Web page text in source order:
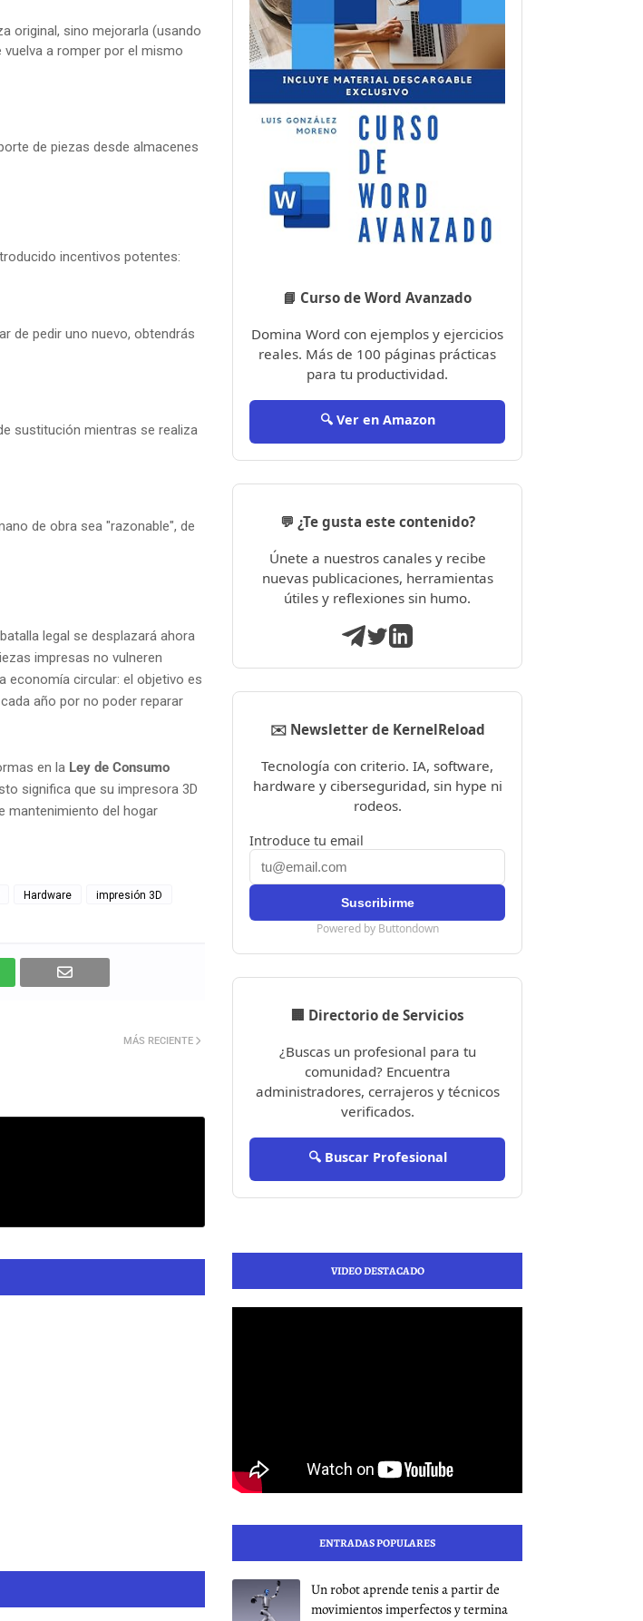
original, sino mejorarla (usando
a romper por el mismo
de piezas desde almacenes
incentivos potentes:
de pedir uno nuevo, obtendrás
sustitución mientras se realiza
de obra sea "razonable", de
legal se desplazará ahora
impresas no vulneren
economía circular: el objetivo es
año por no poder reparar
en la Ley de Consumo
significa que su impresora 3D
mantenimiento del hogar
Hardware
impresión 3D
MÁS RECIENTE
📘 Curso de Word Avanzado
Domina Word con ejemplos y ejercicios
reales. Más de 100 páginas prácticas
para tu productividad.
🔍 Ver en Amazon
💬 ¿Te gusta este contenido?
Únete a nuestros canales y recibe
nuevas publicaciones, herramientas
útiles y reflexiones sin humo.
✉️ Newsletter de KernelReload
Tecnología con criterio. IA, software,
hardware y ciberseguridad, sin hype ni
rodeos.
Introduce tu email
Powered by Buttondown
🏢 Directorio de Servicios
¿Buscas un profesional para tu
comunidad? Encuentra
administradores, cerrajeros y técnicos
verificados.
🔍 Buscar Profesional
VIDEO DESTACADO
ENTRADAS POPULARES
Un robot aprende tenis a partir de
movimientos imperfectos y termina